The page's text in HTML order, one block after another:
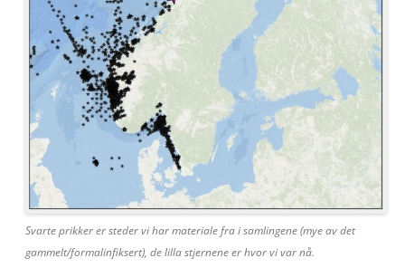
Svarte prikker er steder vi har materiale fra i samlingene (mye av det
gammelt/formalinfiksert), de lilla stjernene er hvor vi var nå.